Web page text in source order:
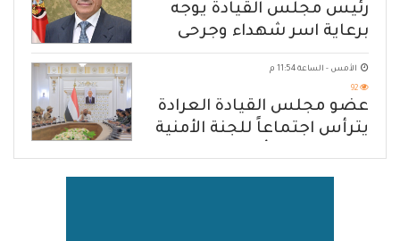
رئيس مجلس القيادة يوجه
برعاية اسر شهداء وجرحى
الهجوم الإرهابي الحوثي والرد
الحازم على مصدر التهديد
الأمس - الساعة 11:54 م
92
عضو مجلس القيادة العرادة
يترأس اجتماعاً للجنة الأمنية